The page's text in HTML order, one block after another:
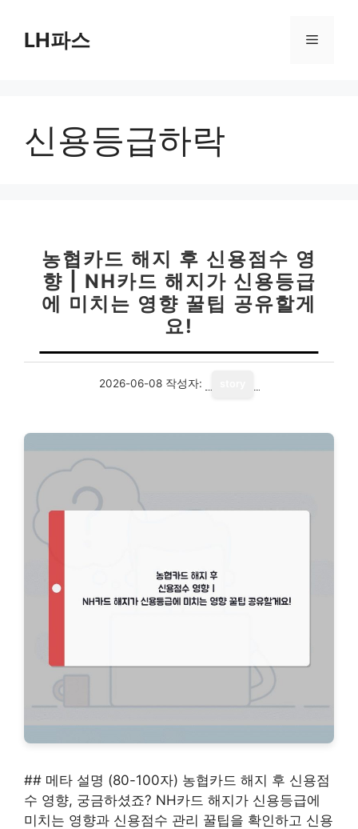
LH파스 메
신용등급하락
농협카드 해지 후 신용점수 영
향 | NH카드 해지가 신용등급
에 미치는 영향 꿀팁 공유할게
요!
2026-06-08 작성자:
## 메타 설명 (80-100자) 농협카드 해지 후 신용점
수 영향, 궁금하셨죠? NH카드 해지가 신용등급에
미치는 영향과 신용점수 관리 꿀팁을 확인하고 신용